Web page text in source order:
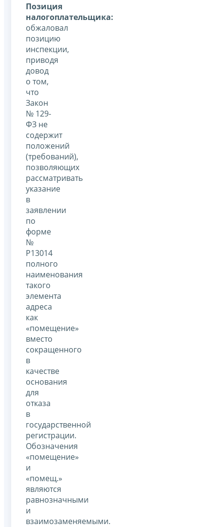
Позиция
налогоплательщика:
обжаловал
позицию
инспекции,
приводя
довод
о том,
что
Закон
№ 129-
ФЗ не
содержит
положений
(требований),
позволяющих
рассматривать
указание
в
заявлении
по
форме
№
Р13014
полного
наименования
такого
элемента
адреса
как
«помещение»
вместо
сокращенного
в
качестве
основания
для
отказа
в
государственной
регистрации.
Обозначения
«помещение»
и
«помещ.»
являются
равнозначными
и
взаимозаменяемыми.